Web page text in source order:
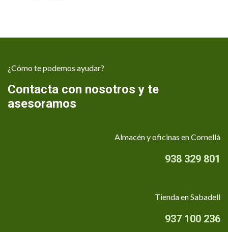
¿Cómo te podemos ayudar?
Contacta con nosotros y te
asesoramos
Almacén y oficinas en Cornellà
938 329 801
Tienda en Sabadell
937 100 236